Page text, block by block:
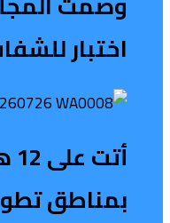
اختبار
بمناطق